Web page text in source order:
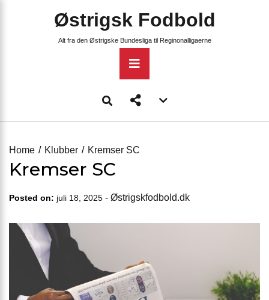
Østrigsk Fodbold
Alt fra den Østrigske Bundesliga til Reginonalligaerne
Primary
Menu
menu
Home
Klubber Kremser SC
Kremser SC
Posted on: juli 18, 2025 - Østrigskfodbold.dk